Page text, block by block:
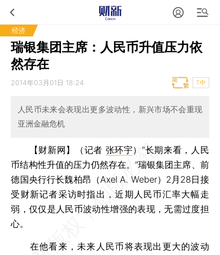
经济
瑞银集团主席：人民币升值压力依
然存在
2014年03月01日 18:24 T中
人民币未来会表现出更多波动性，新兴市场不会重现
亚洲金融危机
【财新网】（记者 张环宇）“长期来看，人民
币结构性升值的压力仍然存在。”瑞银集团主席、前
德国央行行长魏柏昂（Axel A. Weber）2月28日接
受财新记者采访时指出，近期人民币汇率大幅走
弱，仅仅是人民币波动性增强的表现，无需过度担
心。
在他看来，未来人民币将表现出更大的波动